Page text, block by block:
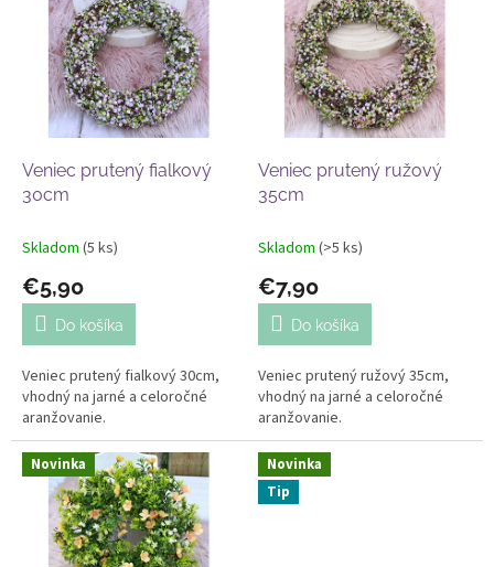
d
u
Veniec prutený fialkový
30cm
Skladom (5 ks)
€5,90
Do košíka
Veniec prutený fialkový 30cm,
vhodný na jarné a celoročné
aranžovanie.
Veniec prutený ružový
35cm
Skladom (>5 ks)
€7,90
Do košíka
Veniec prutený ružový 35cm,
vhodný na jarné a celoročné
aranžovanie.
Novinka
Novinka
Tip